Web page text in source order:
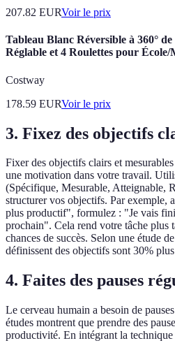
207.82 EURVoir le prix
Tableau Blanc Réversible à 360°
Réglable et 4 Roulettes pour École/
Costway
178.59 EURVoir le prix
3. Fixez des objectifs
Fixer des objectifs clairs et
une motivation dans votre travail.
(Spécifique, Mesurable, Atteignable,
structurer vos objectifs. Par exemple,
plus productif", formulez : "Je vais
prochain". Cela rend votre tâche plus
chances de succès. Selon une étude
définissent des objectifs sont 30%
4. Faites des pauses
Le cerveau humain a besoin de
études montrent que prendre des
productivité. En intégrant la